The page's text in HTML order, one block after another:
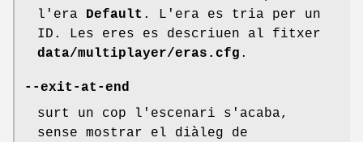
l'era Default . L'era es tria per un
ID. Les eres es descriuen al fitxer
data/multiplayer/eras.cfg .
--exit-at-end
surt un cop l'escenari s'acaba,
sense mostrar el diàleg de